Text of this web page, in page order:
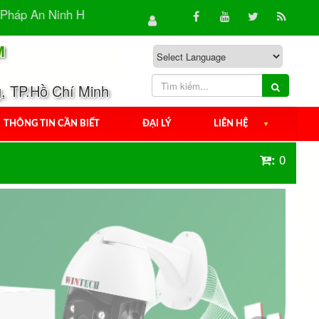
Ninh Hiệu Quả Cho Gia Đình & Doanh... Camera
TP.Hồ Chí Minh
THÔNG TIN CẦN BIẾT ĐẠI LÝ LIÊN HỆ ▼
: 0